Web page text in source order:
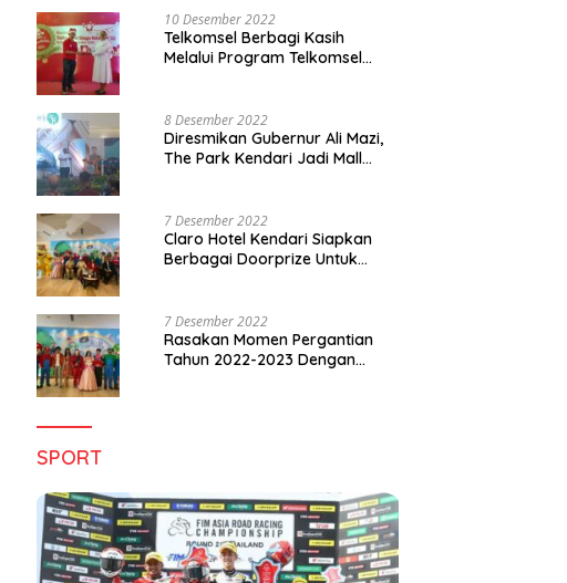
10 Desember 2022
Telkomsel Berbagi Kasih
Melalui Program Telkomsel
8 Desember 2022
Diresmikan Gubernur Ali Mazi,
The Park Kendari Jadi Mall
7 Desember 2022
Claro Hotel Kendari Siapkan
Berbagai Doorprize Untuk
7 Desember 2022
Rasakan Momen Pergantian
Tahun 2022-2023 Dengan
SPORT